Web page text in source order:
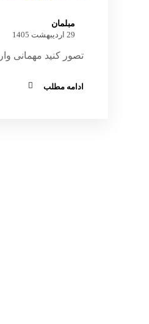
مبلمان
29 اردیبهشت 1405
تصور کنید مهمانی
ادامه مطلب